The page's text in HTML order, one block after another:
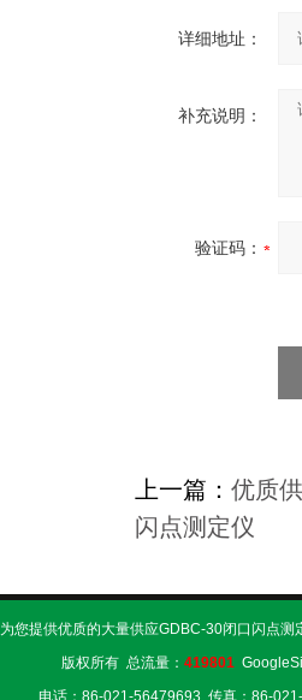
详细地址：
补充说明：
验证码：
上一篇： 优质
闪点测定仪
为您提供优质的大量供应GDBC-30闭口闪点
版权所有 总流量： 419801
电话：86-021-56479693 传真：86-